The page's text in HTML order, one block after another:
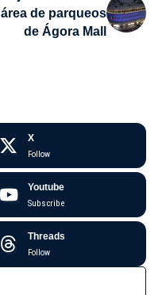
área de parqueos
de Ágora Mall
X
Follow
Youtube
Subscribe
Threads
Follow